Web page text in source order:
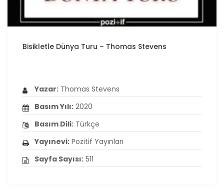
Bisikletle Dünya Turu – Thomas Stevens
Yazar: Thomas Stevens
Basım Yılı: 2020
Basım Dili: Türkçe
Yayınevi: Pozitif Yayınları
Sayfa Sayısı: 511